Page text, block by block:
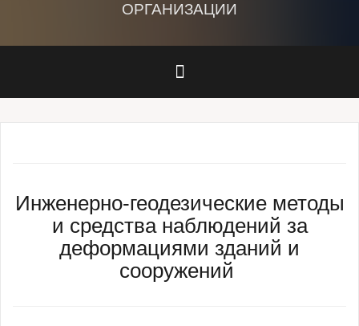
ОРГАНИЗАЦИИ
Инженерно-геодезические методы
и средства наблюдений за
деформациями зданий и
сооружений